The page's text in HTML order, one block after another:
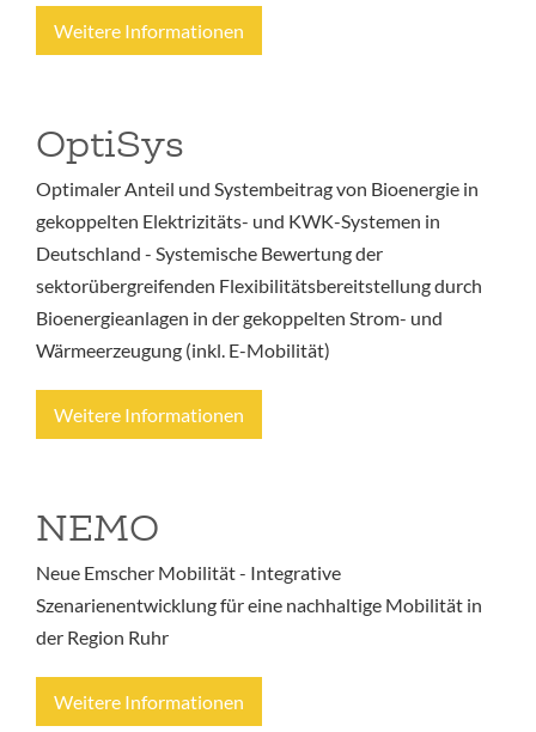
Weitere Informationen
OptiSys
Optimaler Anteil und Systembeitrag von Bioenergie in
gekoppelten Elektrizitäts- und KWK-Systemen in
Deutschland - Systemische Bewertung der
sektorübergreifenden Flexibilitätsbereitstellung durch
Bioenergieanlagen in der gekoppelten Strom- und
Wärmeerzeugung (inkl. E-Mobilität)
Weitere Informationen
NEMO
Neue Emscher Mobilität - Integrative
Szenarienentwicklung für eine nachhaltige Mobilität in
der Region Ruhr
Weitere Informationen